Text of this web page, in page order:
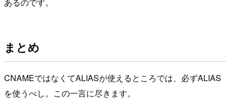
まとめ
CNAMEではなくてALIASが使えるところでは、必ずALIAS
を使うべし。この一言に尽きます。